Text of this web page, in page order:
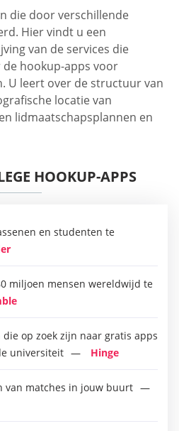
die door verschillende
Hier vindt u een
van de services die
hookup-apps voor
U leert over de structuur van
locatie van
lidmaatschapsplannen en
HOOKUP-APPS
en studenten te
miljoen mensen wereldwijd te
op zoek zijn naar gratis apps
universiteit
Hinge
van matches in jouw buurt